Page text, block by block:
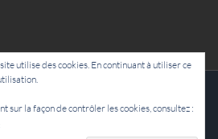
utilise des cookies. En continuant à utiliser ce
sur la façon de contrôler les cookies, consultez :